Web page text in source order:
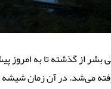
بشر از گذشته تا به
می‌شد. در آن زمان شیشه